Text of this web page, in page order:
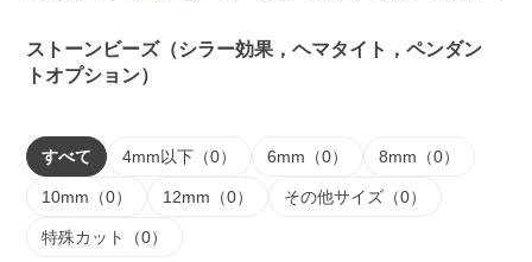
ストーンビーズ（シラー効果，ヘマタイト，ペンダン
トオプション）
すべて 4mm以下（0） 6mm（0） 8mm（0）
10mm（0） 12mm（0） その他サイズ（0）
特殊カット（0）